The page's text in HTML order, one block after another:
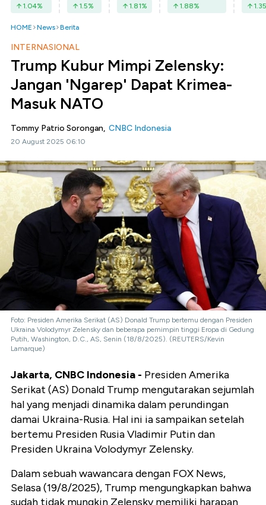
1.04% 1.5% 1.81% 1.88% 1.35
HOME News Berita
INTERNASIONAL
Trump Kubur Mimpi Zelensky:
Jangan 'Ngarep' Dapat Krimea-
Masuk NATO
Tommy Patrio Sorongan, CNBC Indonesia
20 August 2025 06:10
Foto: Presiden Amerika Serikat (AS) Donald Trump bertemu dengan Presiden
Ukraina Volodymyr Zelensky dan beberapa pemimpin tinggi Eropa di Gedung
Putih, Washington, D.C., AS, Senin (18/8/2025). (REUTERS/Kevin
Lamarque)
Jakarta, CNBC Indonesia - Presiden Amerika
Serikat (AS) Donald Trump mengutarakan sejumlah
hal yang menjadi dinamika dalam perundingan
damai Ukraina-Rusia. Hal ini ia sampaikan setelah
bertemu Presiden Rusia Vladimir Putin dan
Presiden Ukraina Volodymyr Zelensky.
Dalam sebuah wawancara dengan FOX News,
Selasa (19/8/2025), Trump mengungkapkan bahwa
sudah tidak mungkin Zelensky memiliki harapan